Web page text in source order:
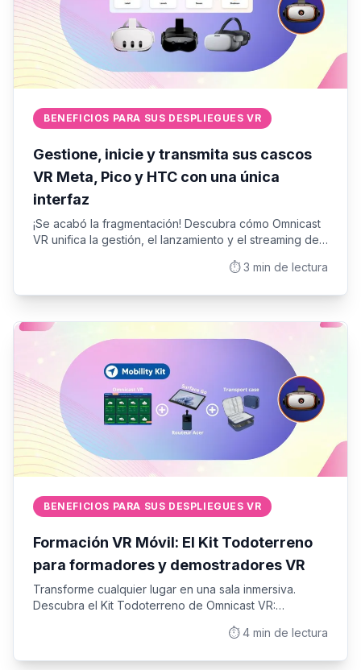
BENEFICIOS PARA SUS DESPLIEGUES VR
Gestione, inicie y transmita sus cascos
VR Meta, Pico y HTC con una única
interfaz
¡Se acabó la fragmentación! Descubra cómo Omnicast
VR unifica la gestión, el lanzamiento y el streaming de
simultáneamente. La solución universal para parques
⏱️3 min de lectura
BENEFICIOS PARA SUS DESPLIEGUES VR
Formación VR Móvil: El Kit Todoterreno
para formadores y demostradores VR
Transforme cualquier lugar en una sala inmersiva.
Descubra el Kit Todoterreno de Omnicast VR:
sin Internet, ideal para formadores y demostradores en
⏱️4 min de lectura